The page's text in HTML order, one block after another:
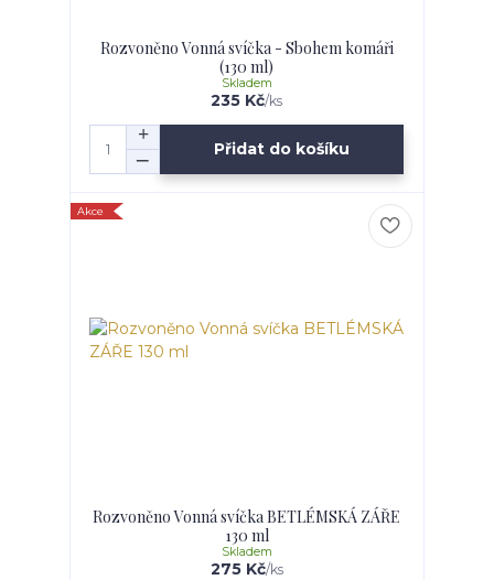
Rozvoněno Vonná svíčka - Sbohem komáři
(130 ml)
235 Kč/ks
Skladem
Přidat do košíku
Akce
Rozvoněno Vonná svíčka BETLÉMSKÁ ZÁŘE
130 ml
275 Kč/ks
Skladem